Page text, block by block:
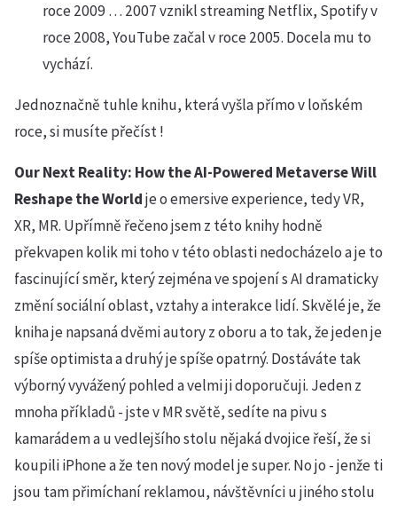
roce 2009 … 2007 vznikl streaming Netflix, Spotify v
roce 2008, YouTube začal v roce 2005. Docela mu to
vychází.
Jednoznačně tuhle knihu, která vyšla přímo v loňském
roce, si musíte přečíst !
Our Next Reality: How the AI-Powered Metaverse Will
Reshape the Worldje o emersive experience, tedy VR,
XR, MR. Upřímně řečeno jsem z této knihy hodně
překvapen kolik mi toho v této oblasti nedocházelo a je to
fascinující směr, který zejména ve spojení s AI dramaticky
změní sociální oblast, vztahy a interakce lidí. Skvělé je, že
kniha je napsaná dvěmi autory z oboru a to tak, že jeden je
spíše optimista a druhý je spíše opatrný. Dostáváte tak
výborný vyvážený pohled a velmi ji doporučuji. Jeden z
mnoha příkladů - jste v MR světě, sedíte na pivu s
kamarádem a u vedlejšího stolu nějaká dvojice řeší, že si
koupili iPhone a že ten nový model je super. No jo - jenže ti
jsou tam přimíchaní reklamou, návštěvníci u jiného stolu